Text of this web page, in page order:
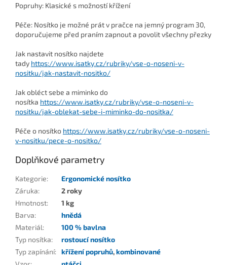
Popruhy: Klasické s možností křížení
Péče: Nosítko je možné prát v pračce na jemný program 30,
doporučujeme před praním zapnout a povolit všechny přezky
Jak nastavit nosítko najdete
tady https://www.isatky.cz/rubriky/vse-o-noseni-v-
nositku/jak-nastavit-nositko/
Jak obléct sebe a miminko do
nosítka https://www.isatky.cz/rubriky/vse-o-noseni-v-
nositku/jak-oblekat-sebe-i-miminko-do-nositka/
Péče o nosítko https://www.isatky.cz/rubriky/vse-o-noseni-
v-nositku/pece-o-nositko/
Doplňkové parametry
Kategorie:
Ergonomické nosítko
Záruka:
2 roky
Hmotnost:
1 kg
Barva:
hnědá
Materiál:
100 % bavlna
Typ nosítka:
rostoucí nosítko
Typ zapínání: křížení popruhů,kombinované